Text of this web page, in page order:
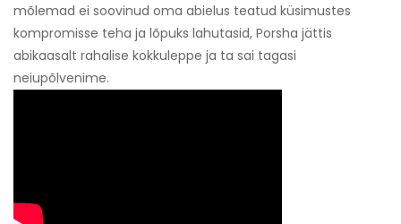
mõlemad ei soovinud oma abielus teatud küsimustes
kompromisse teha ja lõpuks lahutasid, Porsha jättis
abikaasalt rahalise kokkuleppe ja ta sai tagasi
neiupõlvenime.